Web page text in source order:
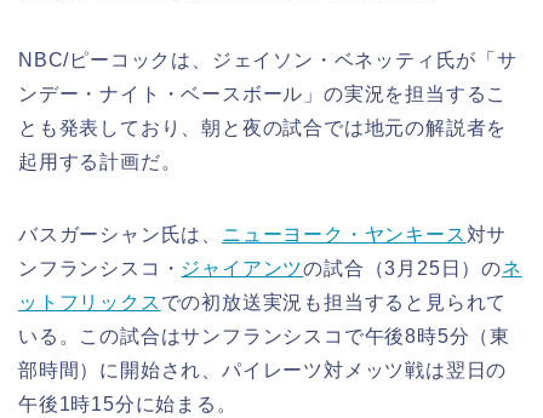
NBC/ピーコックは、ジェイソン・ベネッティ氏が「サ
ンデー・ナイト・ベースボール」の実況を担当するこ
とも発表しており、朝と夜の試合では地元の解説者を
起用する計画だ。
バスガーシャン氏は、 ニューヨーク・ヤンキース 対サ
ンフランシスコ・ ジャイアンツの試合（3月25日）のネ
ットフリックス での初放送実況も担当すると見られて
いる。この試合はサンフランシスコで午後8時5分（東
部時間）に開始され、パイレーツ対メッツ戦は翌日の
午後1時15分に始まる。